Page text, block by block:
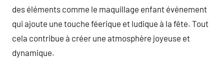
des éléments comme le maquillage enfant événement
qui ajoute une touche féerique et ludique à la fête. Tout
cela contribue à créer une atmosphère joyeuse et
dynamique.